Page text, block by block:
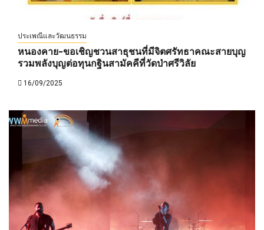
ประเพณีและวัฒนธรรม
หนองคาย-ขอเชิญชวนสาธุชนที่มีจิตศรัทธาคณะสายบุญ
รวมพลังบุญต่อทุนกฐินสามัคคีที่วัดป่าศรีวิลัย
16/09/2025